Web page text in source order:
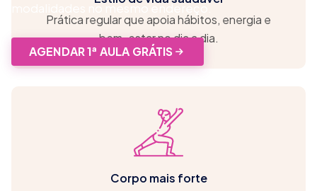
AGENDAR 1ª AULA GRÁTIS
Prática regular que apoia hábitos, energia e
bem-estar no dia a dia.
Corpo mais forte